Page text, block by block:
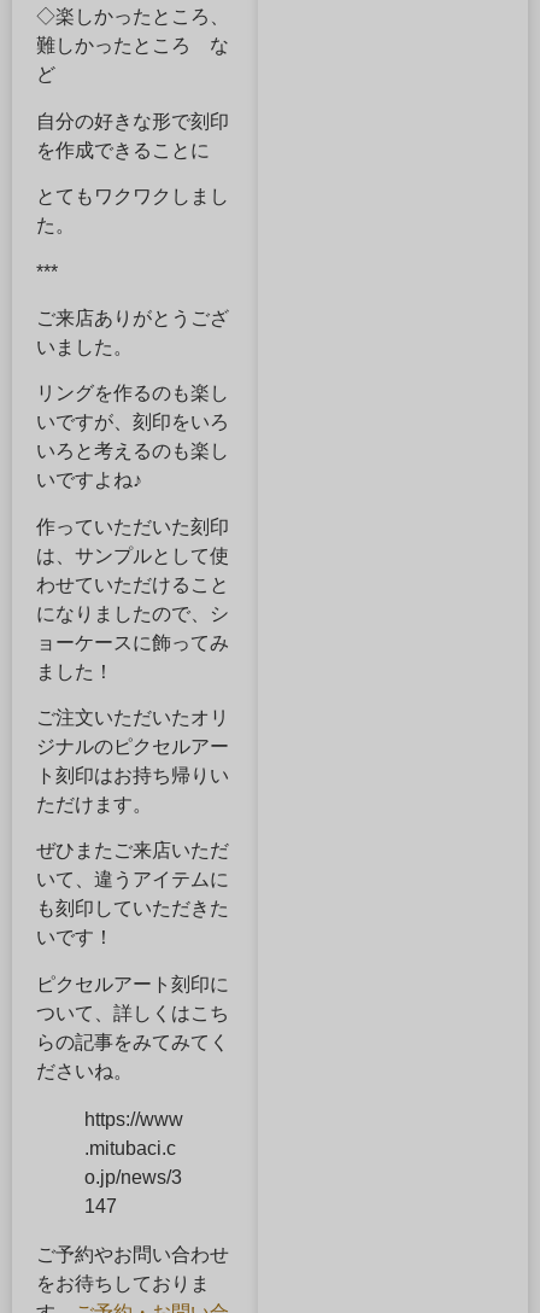
◇楽しかったところ、
難しかったところ な
ど
自分の好きな形で刻印
を作成できることに
とてもワクワクしまし
た。
***
ご来店ありがとうござ
いました。
リングを作るのも楽し
いですが、刻印をいろ
いろと考えるのも楽し
いですよね♪
作っていただいた刻印
は、サンプルとして使
わせていただけること
になりましたので、シ
ョーケースに飾ってみ
ました！
ご注文いただいたオリ
ジナルのピクセルアー
ト刻印はお持ち帰りい
ただけます。
ぜひまたご来店いただ
いて、違うアイテムに
も刻印していただきた
いです！
ピクセルアート刻印に
ついて、詳しくはこち
らの記事をみてみてく
ださいね。
https://www
.mitubaci.c
o.jp/news/3
147
ご予約やお問い合わせ
をお待ちしておりま